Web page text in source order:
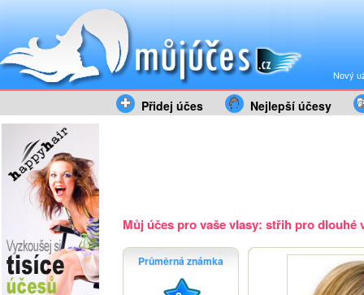
Nový
Přidej účes Nejlepší účesy
Můj účes pro vaše vlasy: střih pro dlouhé
Průměrná známka